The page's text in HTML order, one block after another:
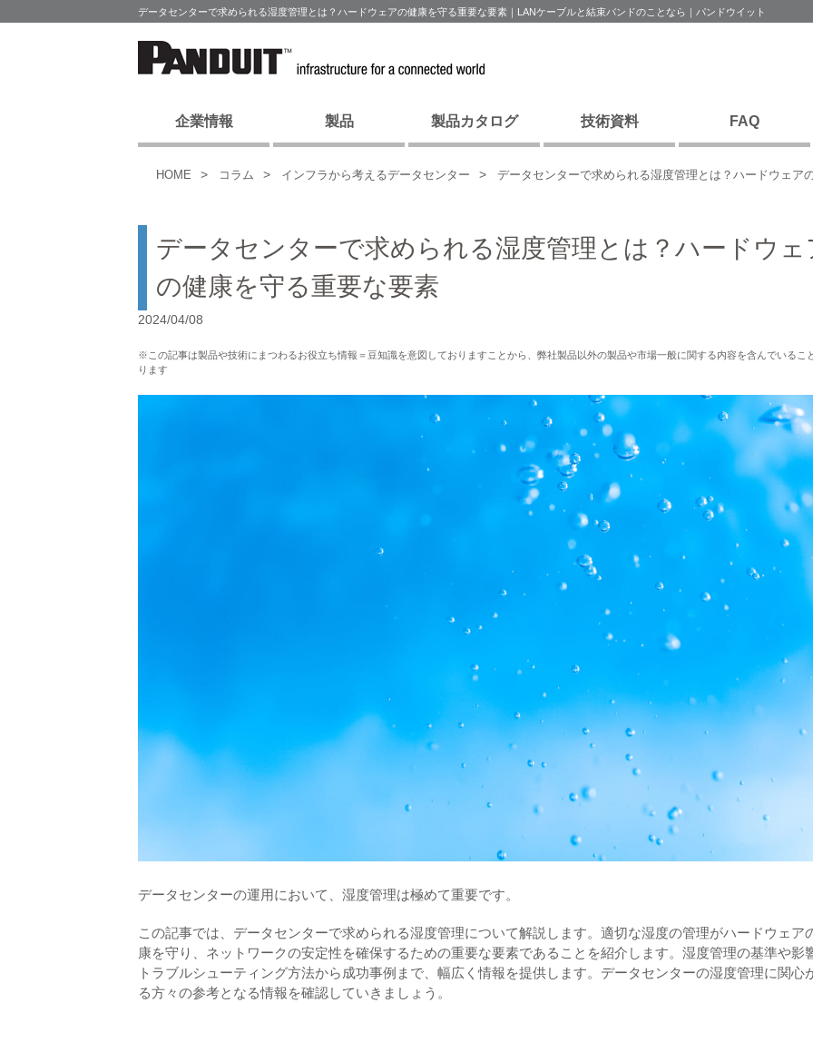
データセンターで求められる湿度管理とは？ハードウェアの健康を守る重要な要素｜LANケーブルと結束バンドのことなら｜パンドウイット
企業情報 製品 製品カタログ 技術資料 FAQ
HOME コラム インフラから考えるデータセンター データセンターで求められる湿度管理とは？ハードウェア
データセンターで求められる湿度管理とは？ハードウェ
の健康を守る重要な要素
2024/04/08
※この記事は製品や技術にまつわるお役立ち情報＝豆知識を意図しておりますことから、弊社製品以外の製品や市場一般に関する内容を含んでいるこ
ります
データセンターの運用において、湿度管理は極めて重要です。
この記事では、データセンターで求められる湿度管理について解説します。適切な湿度の管理がハードウェア
康を守り、ネットワークの安定性を確保するための重要な要素であることを紹介します。湿度管理の基準や影
トラブルシューティング方法から成功事例まで、幅広く情報を提供します。データセンターの湿度管理に関心
る方々の参考となる情報を確認していきましょう。